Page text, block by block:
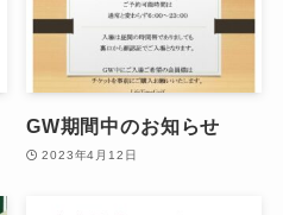
GW期間中のお知らせ
2023年4月12日